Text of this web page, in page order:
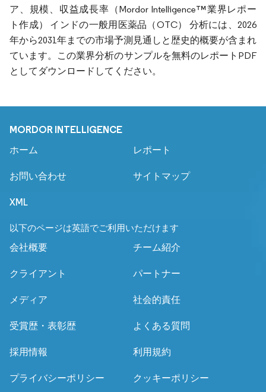
ア、規模、収益成長率（Mordor Intelligence™業界レポー
ト作成） インドの一般用医薬品（OTC） 分析には、2026
年から2031年までの市場予測見通しと歴史的概要が含まれ
ています。この業界分析のサンプルを無料のレポートPDF
としてダウンロードしてください。
MORDOR INTELLIGENCE
ホーム レポート
お問い合わせ サイトマップ
XML
以下のページは英語でご利用いただけます
会社概要
チーム紹介
クライアント パートナー
メディア 社会的責任
受賞歴・表彰歴 よくある質問
採用情報 利用規約
プライバシーポリシー クッキーポリシー